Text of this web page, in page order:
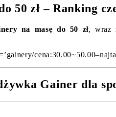
50 zł – Ranking
na masę do 50 zł, wraz
Gainer dla